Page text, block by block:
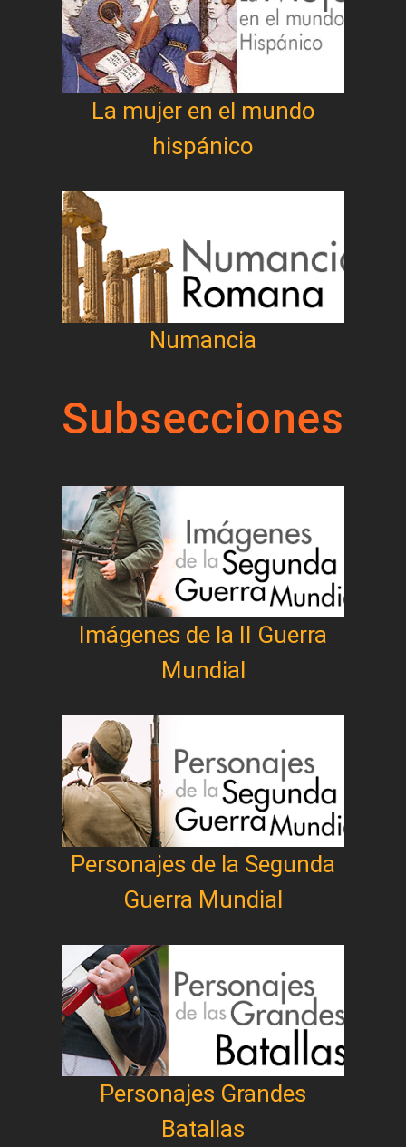
La mujer en el mundo
hispánico
Numancia
Subsecciones
Imágenes de la II Guerra
Mundial
Personajes de la Segunda
Guerra Mundial
Personajes Grandes
Batallas